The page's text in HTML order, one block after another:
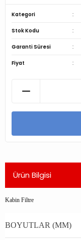
Kategori
Stok Kodu
Garanti Süresi
Fiyat
Ürün Bilgisi
Kabin Filtre
BOYUTLAR (MM)